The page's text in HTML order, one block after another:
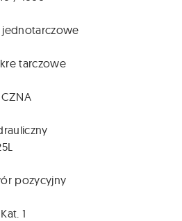
jednotarczowe
tarczowe
pozycyjny
1